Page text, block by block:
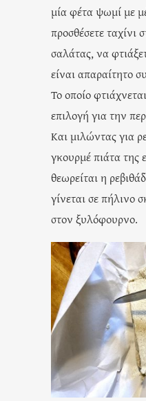
μία φέτα ψωμί με
προσθέσετε ταχίνι
σαλάτας, να
είναι απαραίτητο
Το οποίο
επιλογή για την
Και μιλώντας για
γκουρμέ πιάτα της
θεωρείται η
γίνεται σε πήλινο
στον ξυλόφουρνο.